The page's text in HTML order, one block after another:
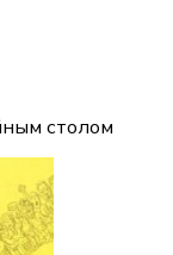
столом